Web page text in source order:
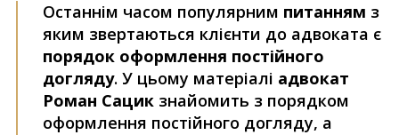
Останнім часом популярним питанням з
яким звертаються клієнти до адвоката є
порядок оформлення постійного
догляду. У цьому матеріалі адвокат
Роман Сацик знайомить з порядком
оформлення постійного догляду, а